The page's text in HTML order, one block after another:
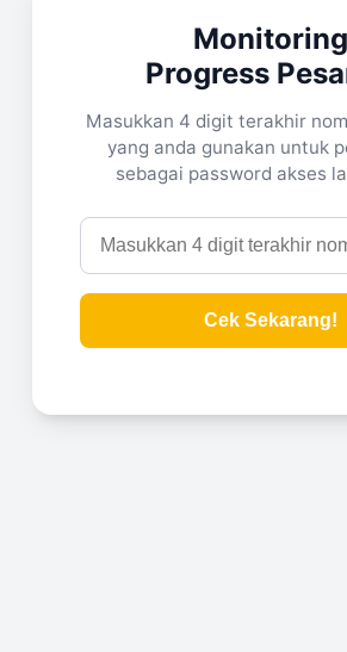
Monitoring
Progress
Masukkan 4 digit terakhir
yang anda gunakan untuk
sebagai password akses
Cek Sekarang!